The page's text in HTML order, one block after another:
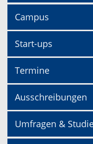
Campus
Start-ups
Termine
Ausschreibungen
Umfragen &